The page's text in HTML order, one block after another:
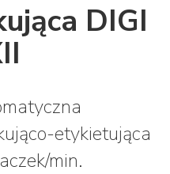
DIGI
etykietująca
min.